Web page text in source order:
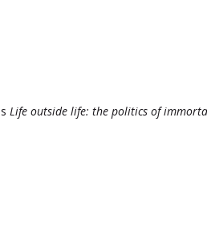
Life outside life: the politics of